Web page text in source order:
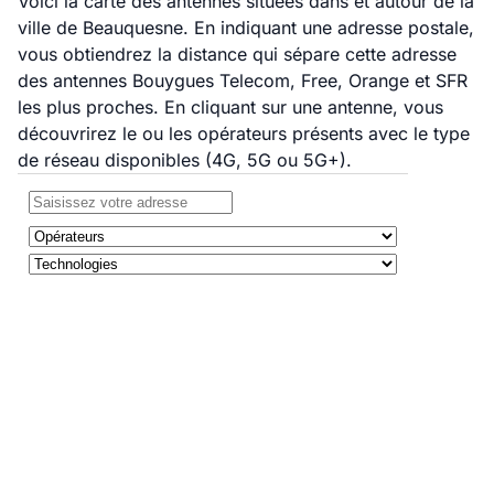
ville de Beauquesne. En indiquant une adresse postale,
vous obtiendrez la distance qui sépare cette adresse
des antennes Bouygues Telecom, Free, Orange et SFR
les plus proches. En cliquant sur une antenne, vous
découvrirez le ou les opérateurs présents avec le type
de réseau disponibles (4G, 5G ou 5G+).